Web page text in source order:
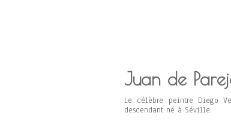
Juan de
Le célèbre peintre Diego
descendant né à Séville.